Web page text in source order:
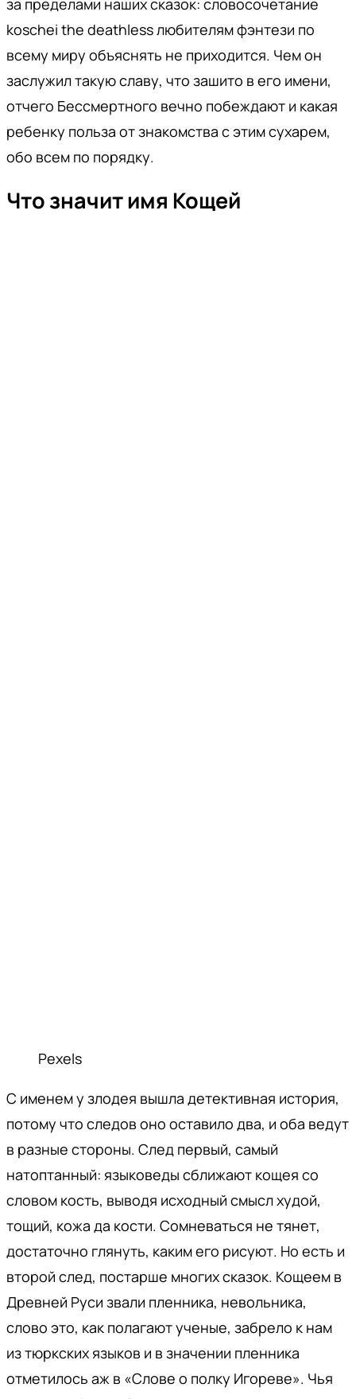
за пределами наших сказок: словосочетание
koschei the deathless любителям фэнтези по
всему миру объяснять не приходится. Чем он
заслужил такую славу, что зашито в его имени,
отчего Бессмертного вечно побеждают и какая
ребенку польза от знакомства с этим сухарем,
обо всем по порядку.
Что значит имя Кощей
Pexels
С именем у злодея вышла детективная история,
потому что следов оно оставило два, и оба ведут
в разные стороны. След первый, самый
натоптанный: языковеды сближают кощея со
словом кость, выводя исходный смысл худой,
тощий, кожа да кости. Сомневаться не тянет,
достаточно глянуть, каким его рисуют. Но есть и
второй след, постарше многих сказок. Кощеем в
Древней Руси звали пленника, невольника,
слово это, как полагают ученые, забрело к нам
из тюркских языков и в значении пленника
отметилось аж в «Слове о полку Игореве». Чья